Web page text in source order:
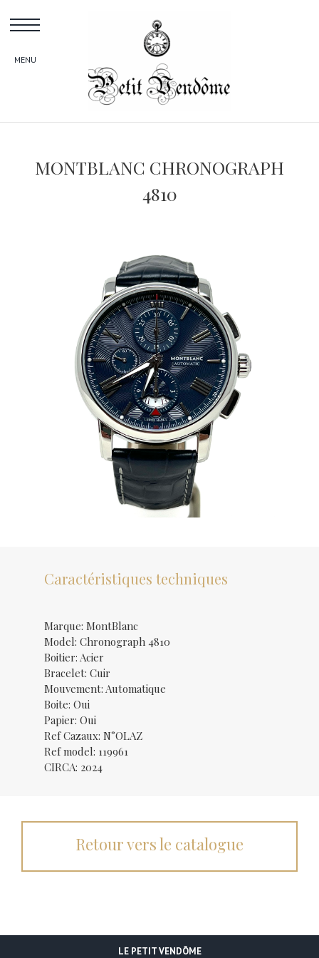
content
MONTBLANC CHRONOGRAPH
4810
Caractéristiques techniques
Marque: MontBlanc
Model: Chronograph 4810
Boitier: Acier
Bracelet: Cuir
Mouvement: Automatique
Boite: Oui
Papier: Oui
Ref Cazaux: N°OLAZ
Ref model: 119961
CIRCA: 2024
Retour vers le catalogue
LE PETIT VENDÔME